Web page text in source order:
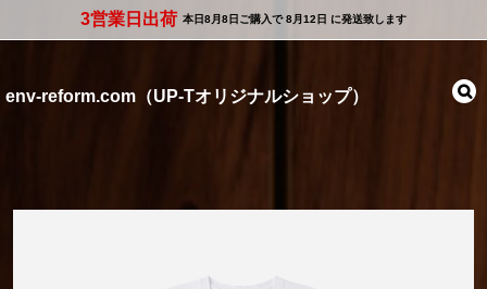
3営業日出荷 本日8月8日 ご購入で8月12日 に発送致します
env-reform.com（UP-Tオリジナルショップ）